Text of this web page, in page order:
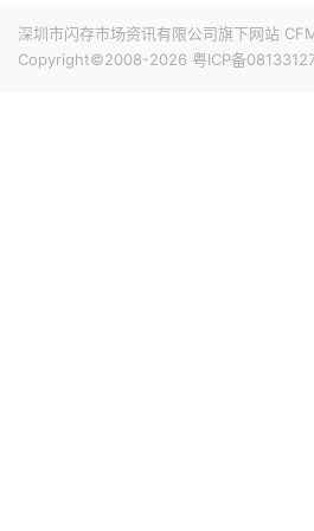
深圳市闪存市场资讯有限公司旗下网站
Copyright©2008-2026 粤ICP备